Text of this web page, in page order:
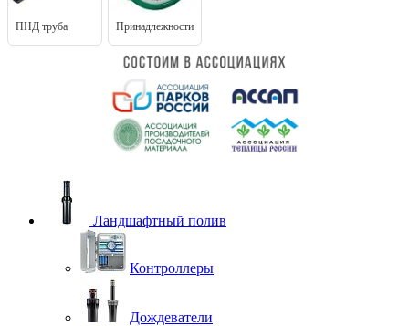
ПНД труба Принадлежности
Ландшафтный полив
Контроллеры
Дождеватели